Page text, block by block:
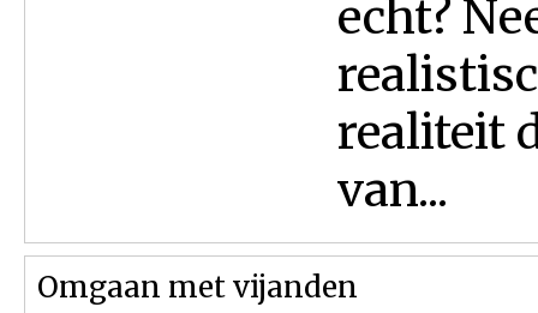
echt?
realiteit
van...
Omgaan met vijanden